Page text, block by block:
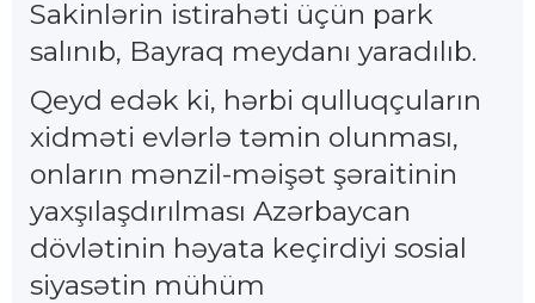
Sakinlərin istirahəti üçün park
salınıb, Bayraq meydanı yaradılıb.
Qeyd edək ki, hərbi qulluqçuların
xidməti evlərlə təmin olunması,
onların mənzil-məişət şəraitinin
yaxşılaşdırılması Azərbaycan
dövlətinin həyata keçirdiyi sosial
siyasətin mühüm